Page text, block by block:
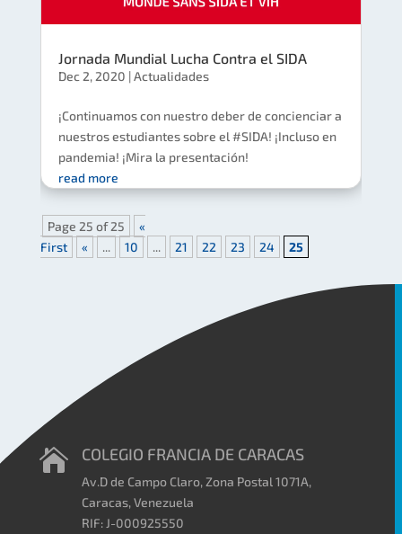
Jornada Mundial Lucha Contra el SIDA
Dec 2, 2020 |Actualidades
¡Continuamos con nuestro deber de concienciar a
nuestros estudiantes sobre el #SIDA! ¡Incluso en
pandemia! ¡Mira la presentación!
read more
Page 25 of 25
«
First
« ... 10 ... 21 22 23 24 25
 COLEGIO FRANCIA DE CARACAS
Av.D de Campo Claro, Zona Postal 1071A,
Caracas, Venezuela
RIF: J-000925550